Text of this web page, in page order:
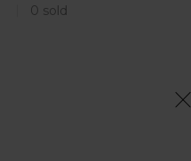
0 sold